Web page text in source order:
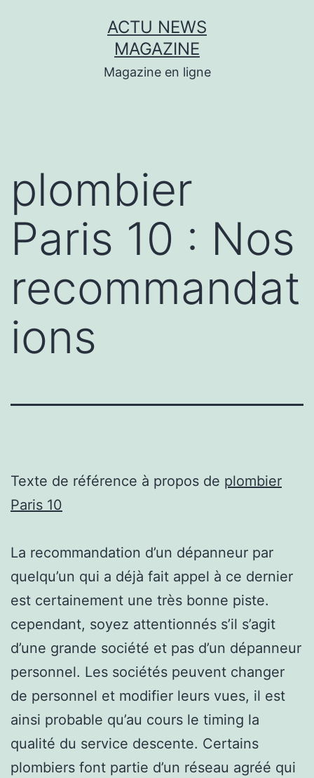
ACTU NEWS
MAGAZINE
Magazine en ligne
plombier
Paris 10 : Nos
recommandat
ions
Texte de référence à propos de plombier
Paris 10
La recommandation d’un dépanneur par
quelqu’un qui a déjà fait appel à ce dernier
est certainement une très bonne piste.
cependant, soyez attentionnés s’il s’agit
d’une grande société et pas d’un dépanneur
personnel. Les sociétés peuvent changer
de personnel et modifier leurs vues, il est
ainsi probable qu’au cours le timing la
qualité du service descente. Certains
plombiers font partie d’un réseau agréé qui